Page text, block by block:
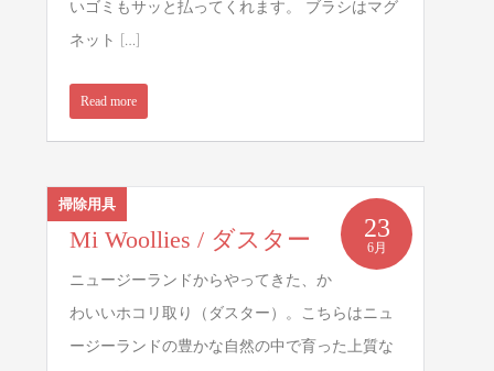
いゴミもサッと払ってくれます。 ブラシはマグ
ネット […]
Read more
掃除用具
23
6月
Mi Woollies / ダスター
ニュージーランドからやってきた、か
わいいホコリ取り（ダスター）。こちらはニュ
ージーランドの豊かな自然の中で育った上質な